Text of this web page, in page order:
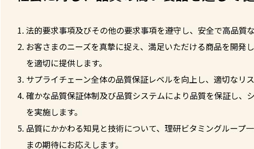
法的要求事項及びその他の要求事項を遵守し、安全で⾼品質
お客さまのニーズを真摯に捉え、満⾜いただける商品を開発
を適切に提供します。
サプライチェーン全体の品質保証レベルを向上し、適切なリ
確かな品質保証体制及び品質システムにより品質を保証し、
を実施します。
品質にかかわる知⾒と技術について、理研ビタミングループ
まの期待にお応えします。